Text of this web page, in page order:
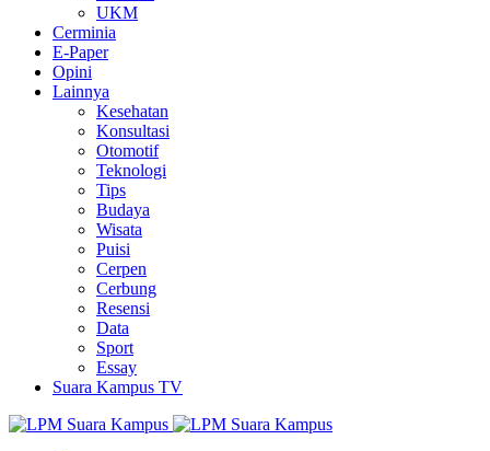
UKM
Cerminia
E-Paper
Opini
Lainnya
Kesehatan
Konsultasi
Otomotif
Teknologi
Tips
Budaya
Wisata
Puisi
Cerpen
Cerbung
Resensi
Data
Sport
Essay
Suara Kampus TV